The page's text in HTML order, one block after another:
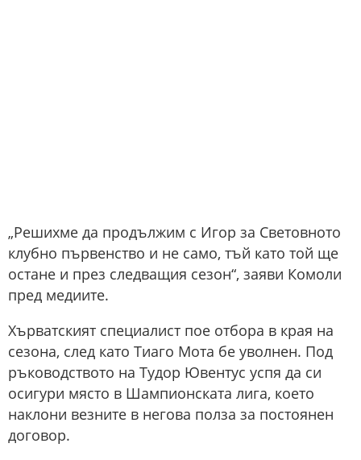
„Решихме да продължим с Игор за Световното
клубно първенство и не само, тъй като той ще
остане и през следващия сезон“, заяви Комоли
пред медиите.
Хърватският специалист пое отбора в края на
сезона, след като Тиаго Мота бе уволнен. Под
ръководството на Тудор Ювентус успя да си
осигури място в Шампионската лига, което
наклони везните в негова полза за постоянен
договор.